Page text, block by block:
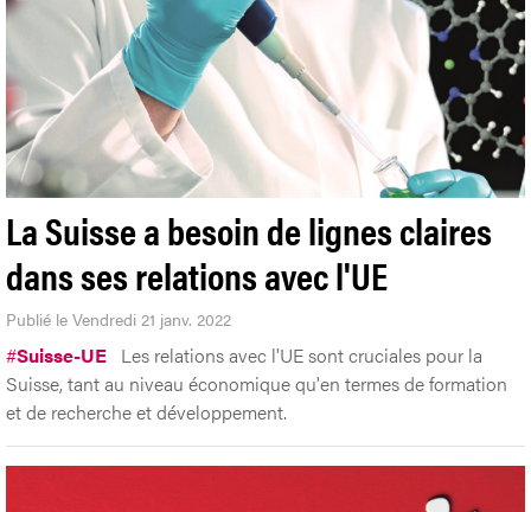
La Suisse a besoin de lignes claires
dans ses relations avec l'UE
Publié le Vendredi 21 janv. 2022
#Suisse-UE Les relations avec l'UE sont cruciales pour la
Suisse, tant au niveau économique qu'en termes de formation
et de recherche et développement.